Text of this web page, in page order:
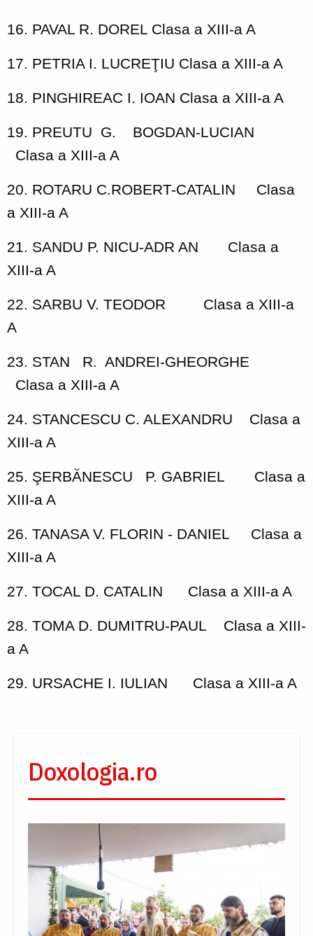
16. PAVAL R. DOREL Clasa a XIII-a A
17. PETRIA I. LUCREŢIU Clasa a XIII-a A
18. PINGHIREAC I. IOAN Clasa a XIII-a A
19. PREUTU G.
BOGDAN-LUCIAN
Clasa a XIII-a A
20. ROTARU C.ROBERT-CATALIN
Clasa
a XIII-a A
21. SANDU P. NICU-ADR AN
Clasa a
XIII-a A
22. SARBU V. TEODOR
Clasa a XIII-a
A
23. STAN R. ANDREI-GHEORGHE
Clasa a XIII-a A
24. STANCESCU C. ALEXANDRU
Clasa a
XIII-a A
25. ŞERBĂNESCU P. GABRIEL
Clasa a
XIII-a A
26. TANASA V. FLORIN - DANIEL
Clasa a
XIII-a A
27. TOCAL D. CATALIN Clasa a XIII-a A
28. TOMA D. DUMITRU-PAUL
Clasa a XIII-
a A
29. URSACHE I. IULIAN Clasa a XIII-a A
Doxologia.ro